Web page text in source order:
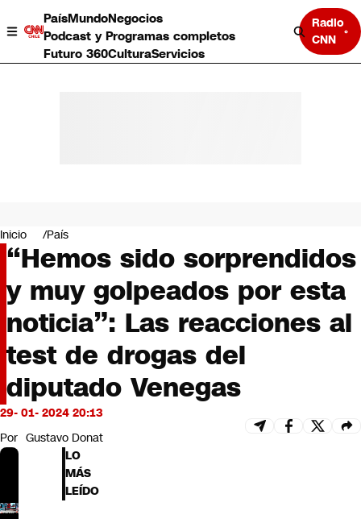
PaísMundoNegocios
Podcast y Programas completos
Futuro 360CulturaServicios
Radio
CNN
Negocios
Deportes
Programas completos
Cultura
Servicios
Bits
CNN tiempo
Futuro 360
Opinión
Inicio País
“Hemos sido sorprendidos
y muy golpeados por esta
noticia”: Las reacciones al
test de drogas del
diputado Venegas
29- 01- 2024 20:13
Por Gustavo Donat
LO
MÁS
LEÍDO